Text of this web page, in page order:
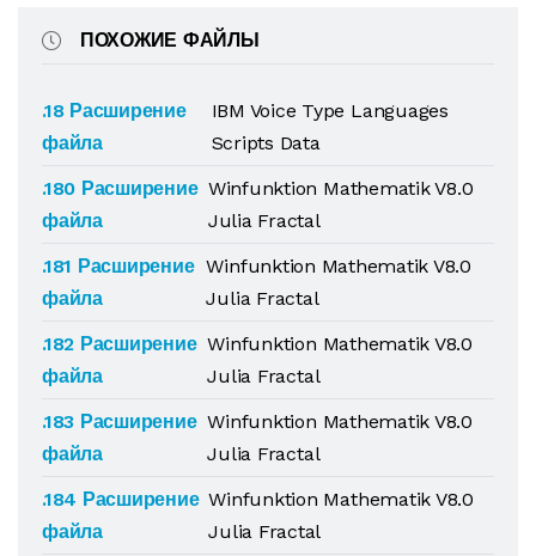
ПОХОЖИЕ ФАЙЛЫ
.18 Расширение
файла
IBM Voice Type Languages
Scripts Data
.180 Расширение
файла
Winfunktion Mathematik V8.0
Julia Fractal
.181 Расширение
файла
Winfunktion Mathematik V8.0
Julia Fractal
.182 Расширение
файла
Winfunktion Mathematik V8.0
Julia Fractal
.183 Расширение
файла
Winfunktion Mathematik V8.0
Julia Fractal
.184 Расширение
файла
Winfunktion Mathematik V8.0
Julia Fractal